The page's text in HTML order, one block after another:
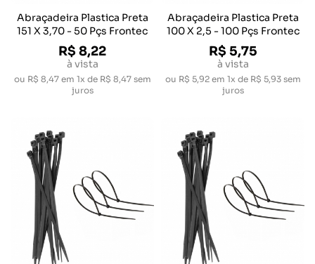
Abraçadeira Plastica Preta
151 X 3,70 - 50 Pçs Frontec
R$ 8,22
à vista
ou R$ 8,47em 1x de R$ 8,47 sem
juros
Abraçadeira Plastica Preta
100 X 2,5 - 100 Pçs Frontec
R$ 5,75
à vista
ou R$ 5,92em 1x de R$ 5,93 sem
juros